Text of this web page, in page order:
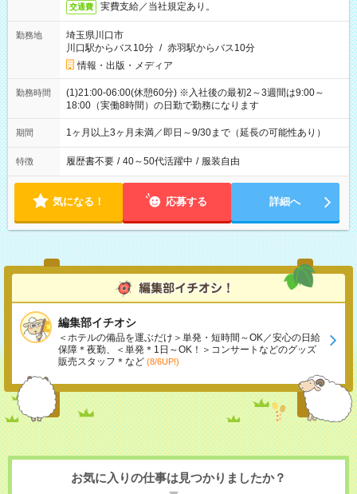
交通費 実費支給／当社規定あり。
勤務地
埼玉県川口市
川口駅からバス10分 / 赤羽駅からバス10分
情報・出版・メディア
勤務時間
(1)21:00-06:00(休憩60分) ※入社後の最初2～3週間は9:00～
18:00（実働8時間）の日勤で勤務になります
期間 1ヶ月以上3ヶ月未満／即日～9/30まで（延長の可能性あり）
特徴 履歴書不要 / 40～50代活躍中 / 服装自由
気になる！ 応募する 詳細へ
編集部イチオシ
＜ホテルの備品を運ぶだけ＞単発・短時間～OK／安心の日給
保障＊夜勤、＜単発＊1日～OK！＞コンサートなどのグッズ
販売スタッフ＊など (8/6UP!)
お気に入りの仕事は見つかりましたか？